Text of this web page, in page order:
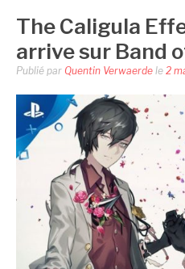
The Caligula
arrive sur Band
Publié par Quentin Verwaerde le 2